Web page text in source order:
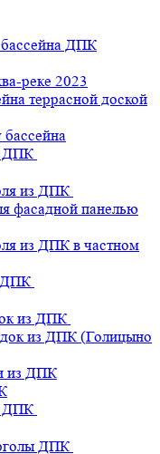
ДПК
реке 2023
террасной доской
ДПК
из ДПК
фасадной панелью
из ДПК в частном
ДПК
из ДПК
из ДПК (Голицыно
из ДПК
ДПК
ДПК